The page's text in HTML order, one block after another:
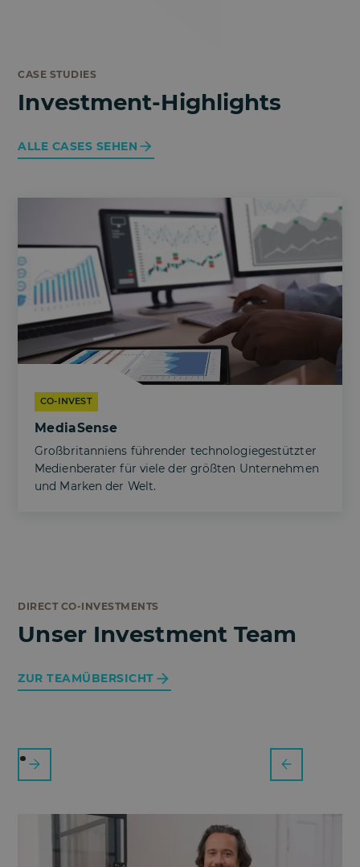
CASE STUDIES
Investment-Highlights
ALLE CASES SEHEN
CO-INVEST
MediaSense
Großbritanniens führender technologiegestützter
Medienberater für viele der größten Unternehmen
und Marken der Welt.
DIRECT CO-INVESTMENTS
Unser Investment Team
ZUR TEAMÜBERSICHT